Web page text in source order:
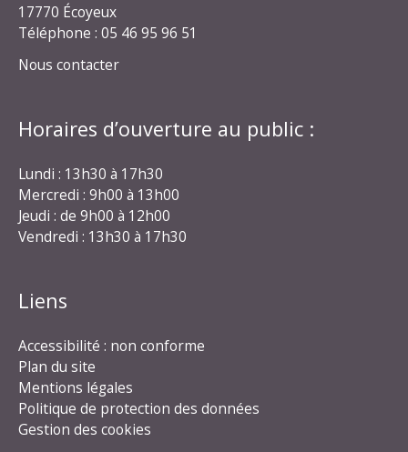
17770 Écoyeux
Téléphone : 05 46 95 96 51
Nous contacter
Horaires d’ouverture au public :
Lundi : 13h30 à 17h30
Mercredi : 9h00 à 13h00
Jeudi : de 9h00 à 12h00
Vendredi : 13h30 à 17h30
Liens
Accessibilité : non conforme
Plan du site
Mentions légales
Politique de protection des données
Gestion des cookies